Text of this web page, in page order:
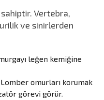
Vertebra,
ve sinirlerden
leğen kemiğine
omurları korumak
görevi görür.